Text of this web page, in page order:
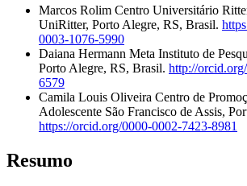
Marcos Rolim Centro Universitário
UniRitter, Porto Alegre, RS, Brasil.
0003-1076-5990
Daiana Hermann Meta Instituto de
Porto Alegre, RS, Brasil. http://
6579
Camila Louis Oliveira Centro de
Adolescente São Francisco de Assis,
https://orcid.org/0000-0002-7423-8981
Resumo